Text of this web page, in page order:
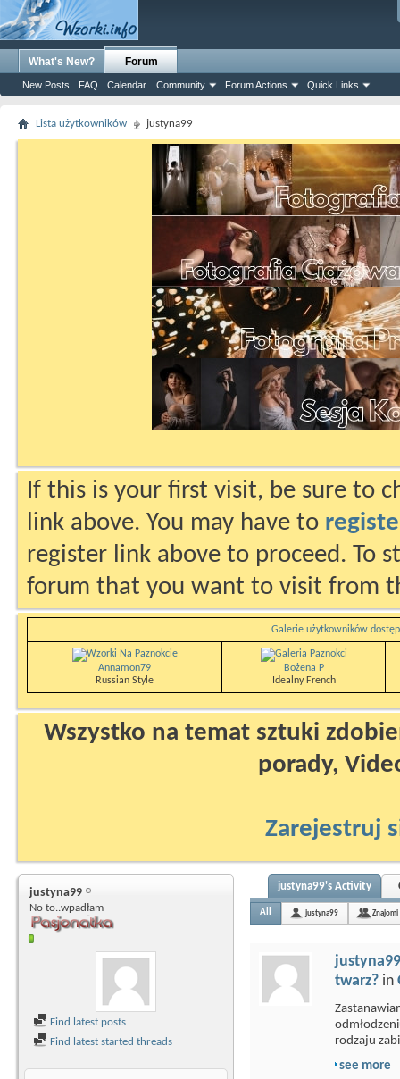
What's New? Forum
New Posts FAQ Calendar Community Forum Actions Quick Links
Lista użytkowników justyna99
If this is your first visit, be sure to
link above. You may have to
register link above to proceed. To
forum that you want to visit from
Galerie użytkowników
Annamon79
Russian Style
Bożena P
Idealny French
Wszystko na temat sztuki
porady,
Zarejestruj
justyna99
No to..wpadłam
Find latest posts
Find latest started threads
justyna99's Activity
All justyna99 Znajomi
justyna99
twarz? in
rodzaju
see more